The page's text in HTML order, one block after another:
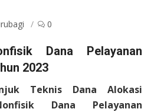
0
Dana Pelayanan
2023
Teknis Dana Alokasi
Dana Pelayanan